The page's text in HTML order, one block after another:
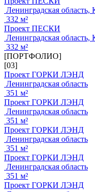
Ленинградская
332 м²
Проект ПЕСКИ
Ленинградская
332 м²
[ПОРТФОЛИО]
[03]
Проект ГОРКИ ЛЭНД
Ленинградская область
351 м²
Проект ГОРКИ ЛЭНД
Ленинградская область
351 м²
Проект ГОРКИ ЛЭНД
Ленинградская область
351 м²
Проект ГОРКИ ЛЭНД
Ленинградская область
351 м²
Проект ГОРКИ ЛЭНД